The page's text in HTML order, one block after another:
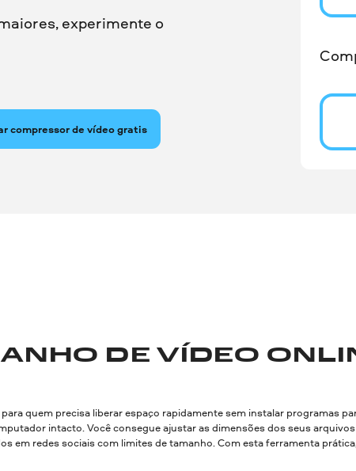
experimente o
compressor de vídeo gratis
DE VÍDEO
quem precisa liberar espaço rapidamente sem instalar programas
intacto. Você consegue ajustar as dimensões dos seus
em redes sociais com limites de tamanho. Com esta ferramenta